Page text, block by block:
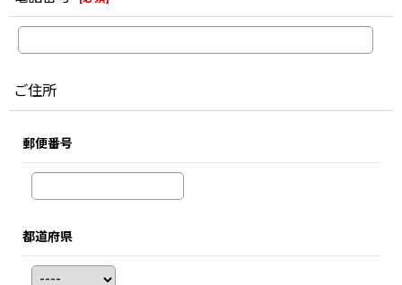
ご住所
郵便番号
都道府県